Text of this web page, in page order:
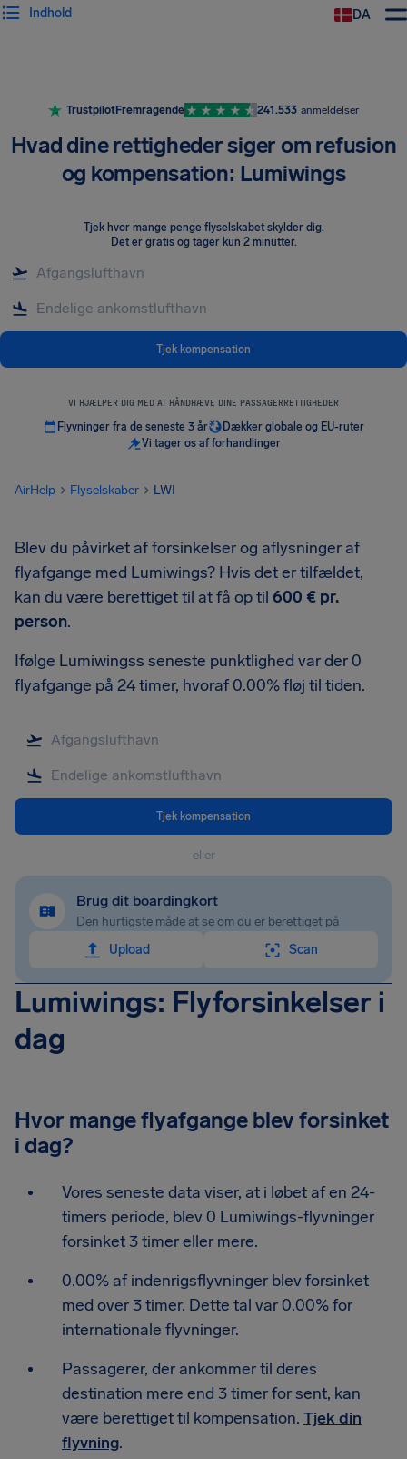
DA
Indhold
TrustpilotFremragende 241.533 anmeldelser
Hvad dine rettigheder siger om refusion
og kompensation: Lumiwings
Tjek hvor mange penge flyselskabet skylder dig.
Det er gratis og tager kun 2 minutter.
Tjek kompensation
VI HJÆLPER DIG MED AT HÅNDHÆVE DINE PASSAGERRETTIGHEDER
Flyvninger fra de seneste 3 år
Dækker globale og EU-ruter
Vi tager os af forhandlinger
AirHelp Flyselskaber LWI
Blev du påvirket af forsinkelser og aflysninger af
flyafgange med Lumiwings? Hvis det er tilfældet,
kan du være berettiget til at få op til 600 € pr.
person.
Ifølge Lumiwingss seneste punktlighed var der 0
flyafgange på 24 timer, hvoraf 0.00% fløj til tiden.
Tjek kompensation
eller
Brug dit boardingkort
Den hurtigste måde at se om du er berettiget på
Upload
Scan
Lumiwings: Flyforsinkelser i
dag
Hvor mange flyafgange blev forsinket
i dag?
Vores seneste data viser, at i løbet af en 24-
timers periode, blev 0 Lumiwings-flyvninger
forsinket 3 timer eller mere.
0.00% af indenrigsflyvninger blev forsinket
med over 3 timer. Dette tal var 0.00% for
internationale flyvninger.
Passagerer, der ankommer til deres
destination mere end 3 timer for sent, kan
være berettiget til kompensation. Tjek din
flyvning.